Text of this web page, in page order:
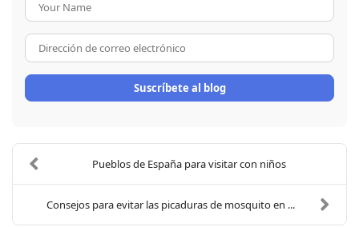
Dirección de correo
Suscríbete al blog
Pueblos de España para visitar con niños
Consejos para evitar las picaduras de mosquito en ...